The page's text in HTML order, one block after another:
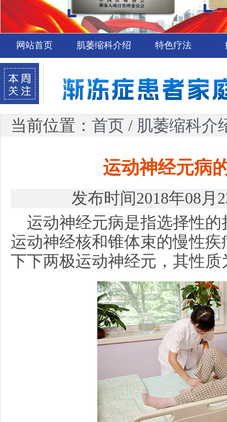
网站首页 肌萎缩科介绍 特色疗法
当前位置： 首页 / 肌萎缩科介
运动神经元病
发布时间2018年08月
运动神经元病是指选择性
运动神经核和锥体束的慢性
下下两极运动神经元，其性